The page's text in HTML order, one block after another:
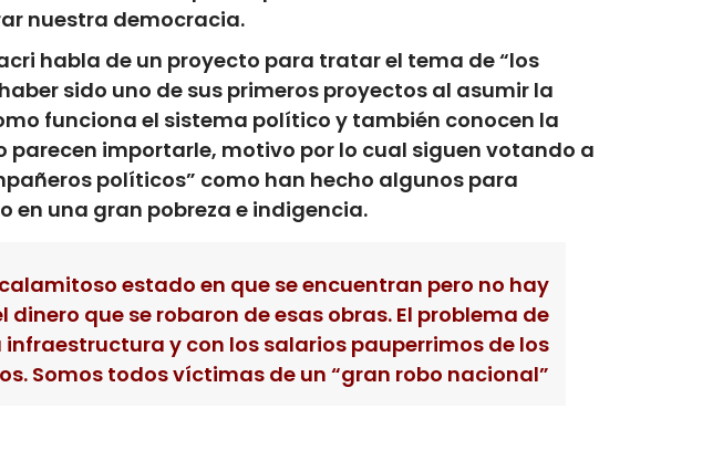
nuestra democracia.
habla de un proyecto para tratar el tema de “los
sido uno de sus primeros proyectos al asumir la
funciona el sistema político y también conocen la
importarle, motivo por lo cual siguen votando a
políticos” como han hecho algunos para
en una gran pobreza e indigencia.
estado en que se encuentran pero no hay
que se robaron de esas obras. El problema de
y con los salarios pauperrimos de los
Somos todos víctimas de un “gran robo nacional”